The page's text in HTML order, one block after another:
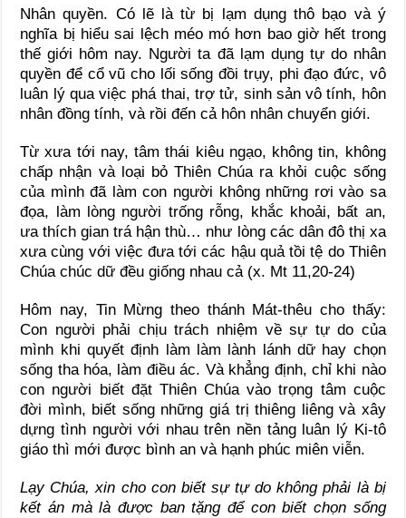
Nhân quyền. Có lẽ là từ bị lạm dụng thô bạo và ý
nghĩa bị hiểu sai lệch méo mó hơn bao giờ hết trong
thế giới hôm nay. Người ta đã lạm dụng tự do nhân
quyền để cổ vũ cho lối sống đồi trụy, phi đạo đức, vô
luân lý qua việc phá thai, trợ tử, sinh sản vô tính, hôn
nhân đồng tính, và rồi đến cả hôn nhân chuyển giới.
Từ xưa tới nay, tâm thái kiêu ngạo, không tin, không
chấp nhận và loại bỏ Thiên Chúa ra khỏi cuộc sống
của mình đã làm con người không những rơi vào sa
đọa, làm lòng người trống rỗng, khắc khoải, bất an,
ưa thích gian trá hận thù… như lòng các dân đô thị xa
xưa cùng với việc đưa tới các hậu quả tồi tệ do Thiên
Chúa chúc dữ đều giống nhau cả (x. Mt 11,20-24)
Hôm nay, Tin Mừng theo thánh Mát-thêu cho thấy:
Con người phải chịu trách nhiệm về sự tự do của
mình khi quyết định làm làm lành lánh dữ hay chọn
sống tha hóa, làm điều ác. Và khẳng định, chỉ khi nào
con người biết đặt Thiên Chúa vào trọng tâm cuộc
đời mình, biết sống những giá trị thiêng liêng và xây
dựng tình người với nhau trên nền tảng luân lý Ki-tô
giáo thì mới được bình an và hạnh phúc miên viễn.
Lạy Chúa, xin cho con biết sự tự do không phải là bị
kết án mà là được ban tặng để con biết chọn sống